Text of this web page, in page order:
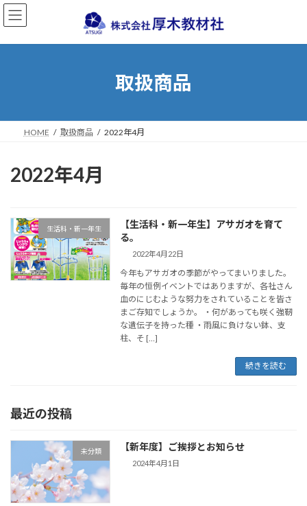
コ
ン
ン
ナ
ビ
ー
取扱商品
HOME 取扱商品 2022年4月
2022年4月
生活科・新一年生
【生活科・新一年生】アサガオを育て
る。
2022年4月22日
今年もアサガオの季節がやってまいりました。
毎年の恒例イベントではありますが、各社さん
血のにじむような努力をされていることを皆さ
まご存知でしょうか。 ・何があっても咲く強靭
な遺伝子を持った種 ・雨風に負けない鉢、支
柱、そ […]
続きを読む
最近の投稿
未分類 【新年度】ご挨拶とお知らせ
2024年4月1日